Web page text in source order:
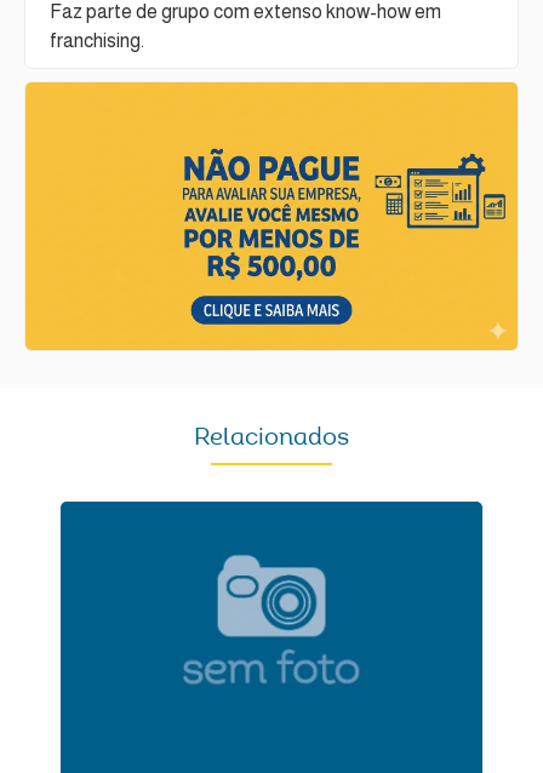
Faz parte de grupo com extenso know-how em
franchising.
Relacionados